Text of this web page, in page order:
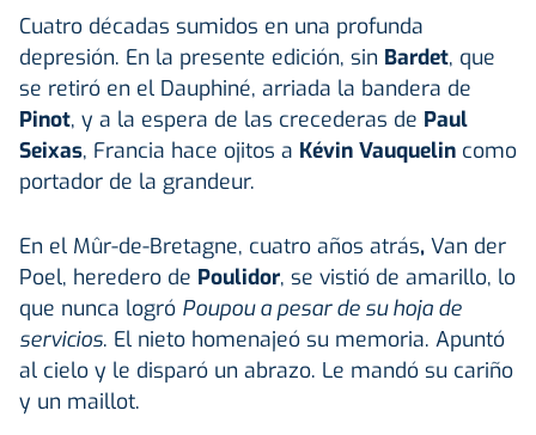
Cuatro décadas sumidos en una profunda
depresión. En la presente edición, sin Bardet, que
se retiró en el Dauphiné, arriada la bandera de
Pinot, y a la espera de las crecederas de Paul
Seixas, Francia hace ojitos a Kévin Vauquelin como
portador de la grandeur.
En el Mûr-de-Bretagne, cuatro años atrás, Van der
Poel, heredero de Poulidor, se vistió de amarillo, lo
que nunca logró Poupou a pesar de su hoja de
servicios. El nieto homenajeó su memoria. Apuntó
al cielo y le disparó un abrazo. Le mandó su cariño
y un maillot.